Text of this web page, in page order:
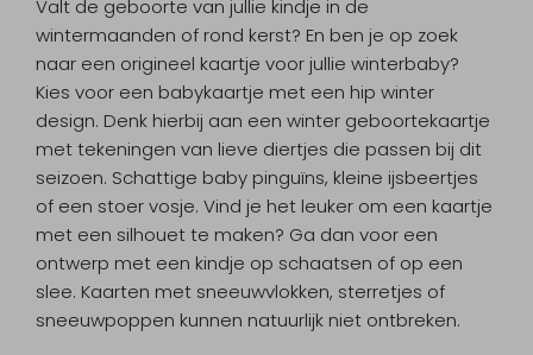
Valt de geboorte van jullie kindje in de
wintermaanden of rond kerst? En ben je op zoek
naar een origineel kaartje voor jullie winterbaby?
Kies voor een babykaartje met een hip winter
design. Denk hierbij aan een winter geboortekaartje
met tekeningen van lieve diertjes die passen bij dit
seizoen. Schattige baby pinguïns, kleine ijsbeertjes
of een stoer vosje. Vind je het leuker om een kaartje
met een silhouet te maken? Ga dan voor een
ontwerp met een kindje op schaatsen of op een
slee. Kaarten met sneeuwvlokken, sterretjes of
sneeuwpoppen kunnen natuurlijk niet ontbreken.